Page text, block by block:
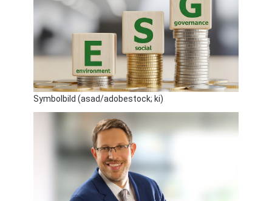
Symbolbild (asad/adobestock; ki)